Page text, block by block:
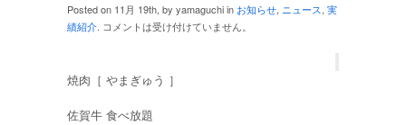
Posted on 11月 19th, by yamaguchi in お知らせ, ニュース, 実
績紹介. コメントは受け付けていません。
焼肉［ やまぎゅう ］
佐賀牛 食べ放題